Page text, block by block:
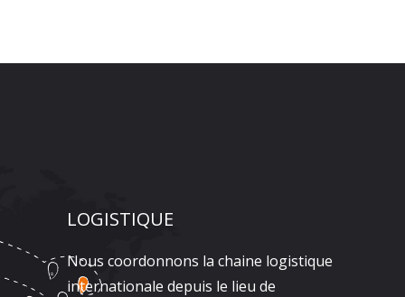
LOGISTIQUE
Nous coordonnons la chaine logistique
internationale depuis le lieu de